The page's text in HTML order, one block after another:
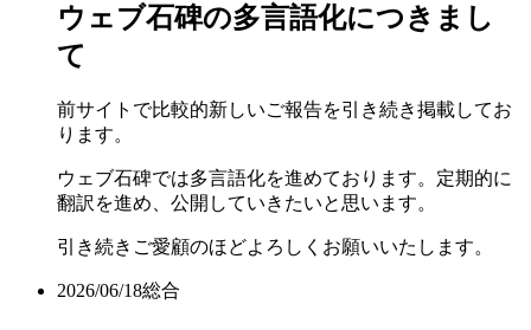
ウェブ石碑の多言語化につきまし
て
前サイトで比較的新しいご報告を引き続き掲載してお
ります。
ウェブ石碑では多言語化を進めております。定期的に
翻訳を進め、公開していきたいと思います。
引き続きご愛顧のほどよろしくお願いいたします。
2026/06/18総合